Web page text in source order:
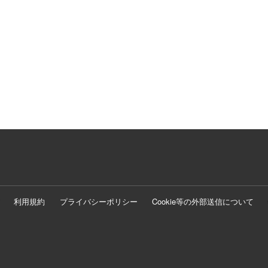
利用規約 プライバシーポリシー Cookie等の外部送信について